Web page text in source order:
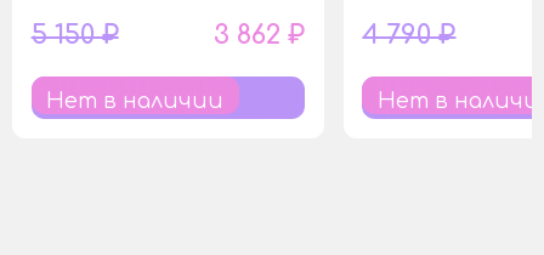
5 150 ₽ 3 862 ₽
Нет в наличии
4 790 ₽
Нет в